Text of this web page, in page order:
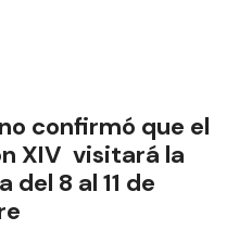
confirmó que el
XIV visitará la
del 8 al 11 de